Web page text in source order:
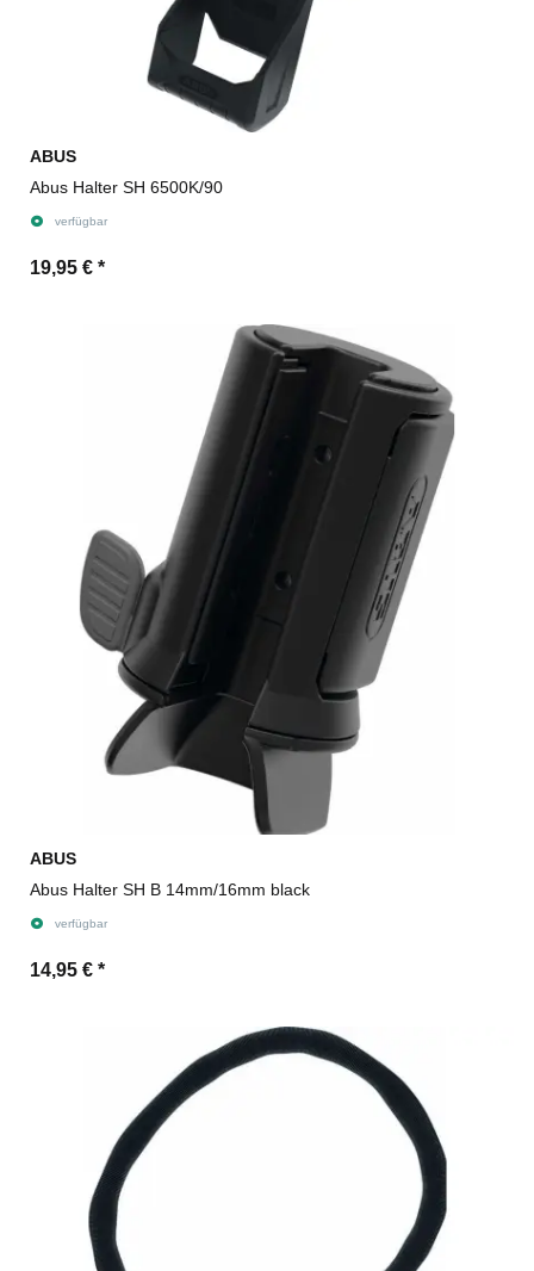
ABUS
Abus Halter SH 6500K/90
verfügbar
19,95 € *
ABUS
Abus Halter SH B 14mm/16mm black
verfügbar
14,95 € *